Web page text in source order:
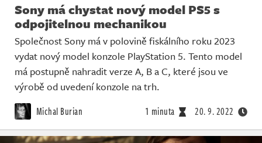
Sony má chystat nový model PS5 s
odpojitelnou mechanikou
Společnost Sony má v polovině fiskálního roku 2023
vydat nový model konzole PlayStation 5. Tento model
má postupně nahradit verze A, B a C, které jsou ve
výrobě od uvedení konzole na trh.
Michal Burian 1 minuta 20. 9. 2022